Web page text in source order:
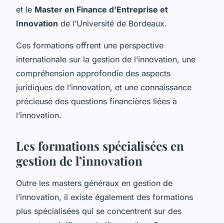
et le Master en Finance d’Entreprise et
Innovation de l’Université de Bordeaux.
Ces formations offrent une perspective
internationale sur la gestion de l’innovation, une
compréhension approfondie des aspects
juridiques de l’innovation, et une connaissance
précieuse des questions financières liées à
l’innovation.
Les formations spécialisées en
gestion de l’innovation
Outre les masters généraux en gestion de
l’innovation, il existe également des formations
plus spécialisées qui se concentrent sur des